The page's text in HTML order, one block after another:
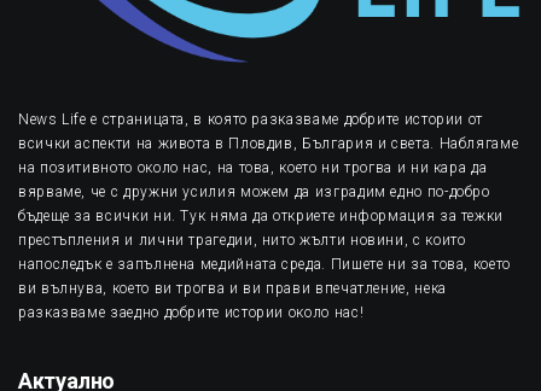
News Life е страницата, в която разказваме добрите истории от
всички аспекти на живота в Пловдив, България и света. Наблягаме
на позитивното около нас, на това, което ни трогва и ни кара да
вярваме, че с дружни усилия можем да изградим едно по-добро
бъдеще за всички ни. Тук няма да откриете информация за тежки
престъпления и лични трагедии, нито жълти новини, с които
напоследък е запълнена медийната среда. Пишете ни за това, което
ви вълнува, което ви трогва и ви прави впечатление, нека
разказваме заедно добрите истории около нас!
Актуално